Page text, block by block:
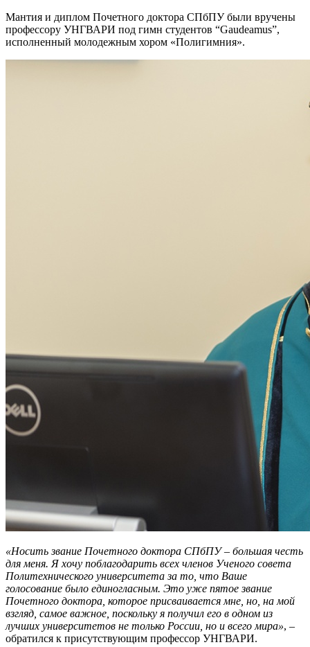
Мантия и диплом Почетного доктора СПбПУ были вручены
профессору УНГВАРИ под гимн студентов “Gaudeamus”,
исполненный молодежным хором «Полигимния».
«Носить звание Почетного доктора СПбПУ – большая честь
для меня. Я хочу поблагодарить всех членов Ученого совета
Политехнического университета за то, что Ваше
голосование было единогласным. Это уже пятое звание
Почетного доктора, которое присваивается мне, но, на мой
взгляд, самое важное, поскольку я получил его в одном из
лучших университетов не только России, но и всего мира», –
обратился к присутствующим профессор УНГВАРИ.